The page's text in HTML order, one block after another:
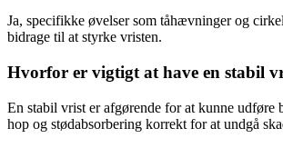
Ja, specifikke øvelser som tåhævninger og
bidrage til at styrke vristen.
Hvorfor er vigtigt at have en stabil
En stabil vrist er afgørende for at kunne udføre
hop og stødabsorbering korrekt for at undgå